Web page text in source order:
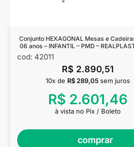
Conjunto HEXAGONAL Mesas e
06 anos – INFANTIL – PMD –
cod: 42011
R$ 2.890,51
comprar
10x de R$289,05 sem juros
R$ 2.601,46
à vista no Pix / Boleto